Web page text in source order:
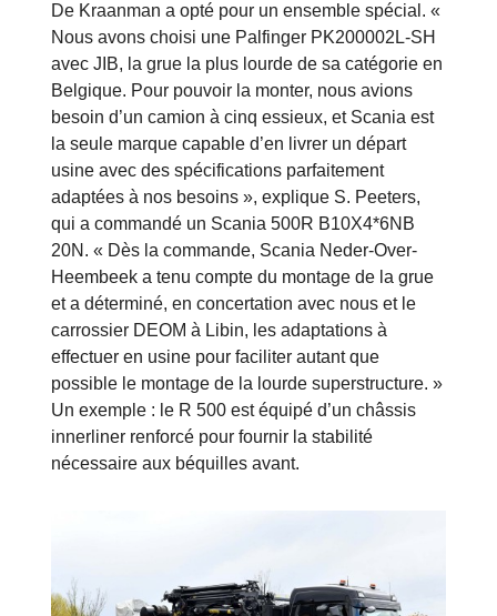
De Kraanman a opté pour un ensemble spécial. «
Nous avons choisi une Palfinger PK200002L-SH
avec JIB, la grue la plus lourde de sa catégorie en
Belgique. Pour pouvoir la monter, nous avions
besoin d’un camion à cinq essieux, et Scania est
la seule marque capable d’en livrer un départ
usine avec des spécifications parfaitement
adaptées à nos besoins », explique S. Peeters,
qui a commandé un Scania 500R B10X4*6NB
20N. « Dès la commande, Scania Neder-Over-
Heembeek a tenu compte du montage de la grue
et a déterminé, en concertation avec nous et le
carrossier DEOM à Libin, les adaptations à
effectuer en usine pour faciliter autant que
possible le montage de la lourde superstructure. »
Un exemple : le R 500 est équipé d’un châssis
innerliner renforcé pour fournir la stabilité
nécessaire aux béquilles avant.